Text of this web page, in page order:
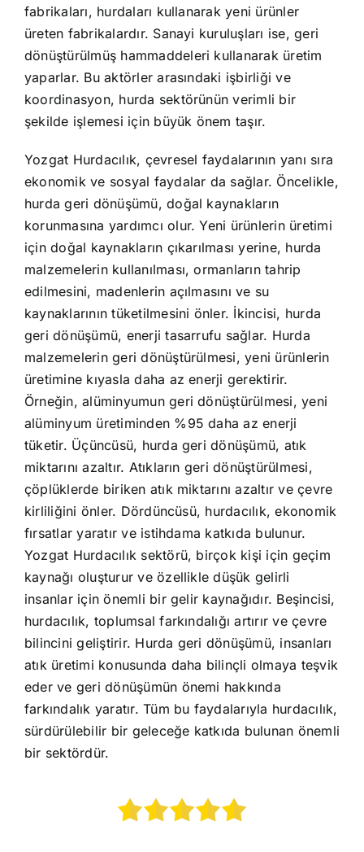
fabrikaları, hurdaları kullanarak yeni ürünler
üreten fabrikalardır. Sanayi kuruluşları ise, geri
dönüştürülmüş hammaddeleri kullanarak üretim
yaparlar. Bu aktörler arasındaki işbirliği ve
koordinasyon, hurda sektörünün verimli bir
şekilde işlemesi için büyük önem taşır.
Yozgat Hurdacılık, çevresel faydalarının yanı sıra
ekonomik ve sosyal faydalar da sağlar. Öncelikle,
hurda geri dönüşümü, doğal kaynakların
korunmasına yardımcı olur. Yeni ürünlerin üretimi
için doğal kaynakların çıkarılması yerine, hurda
malzemelerin kullanılması, ormanların tahrip
edilmesini, madenlerin açılmasını ve su
kaynaklarının tüketilmesini önler. İkincisi, hurda
geri dönüşümü, enerji tasarrufu sağlar. Hurda
malzemelerin geri dönüştürülmesi, yeni ürünlerin
üretimine kıyasla daha az enerji gerektirir.
Örneğin, alüminyumun geri dönüştürülmesi, yeni
alüminyum üretiminden %95 daha az enerji
tüketir. Üçüncüsü, hurda geri dönüşümü, atık
miktarını azaltır. Atıkların geri dönüştürülmesi,
çöplüklerde biriken atık miktarını azaltır ve çevre
kirliliğini önler. Dördüncüsü, hurdacılık, ekonomik
fırsatlar yaratır ve istihdama katkıda bulunur.
Yozgat Hurdacılık sektörü, birçok kişi için geçim
kaynağı oluşturur ve özellikle düşük gelirli
insanlar için önemli bir gelir kaynağıdır. Beşincisi,
hurdacılık, toplumsal farkındalığı artırır ve çevre
bilincini geliştirir. Hurda geri dönüşümü, insanları
atık üretimi konusunda daha bilinçli olmaya teşvik
eder ve geri dönüşümün önemi hakkında
farkındalık yaratır. Tüm bu faydalarıyla hurdacılık,
sürdürülebilir bir geleceğe katkıda bulunan önemli
bir sektördür.